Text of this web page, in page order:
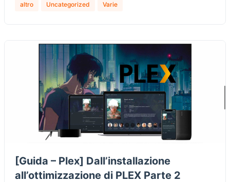
altro Uncategorized Varie
[Guida – Plex] Dall’installazione
all’ottimizzazione di PLEX Parte 2